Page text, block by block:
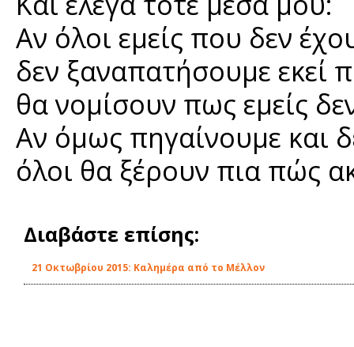
Αν όλοι εμείς που δεν
δεν ξαναπατήσουμε
θα νομίσουν πως εμείς
Αν όμως πηγαίνουμε και
όλοι θα ξέρουν πια πώς
Διαβάστε επίσης:
21 Οκτωβρίου 2015: Καλημέρα από το Μέλλον